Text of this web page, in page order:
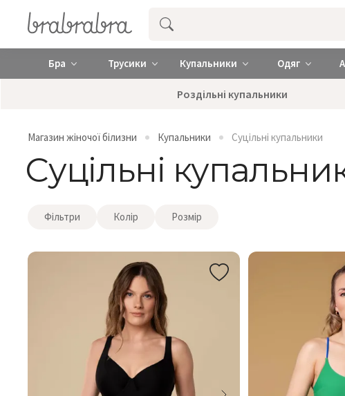
Купити нижню жіночу білизну ❤️ brabrabra
Бра Трусики Купальники Одяг
Роздільні купальники
Магазин жіночої білизни Купальники Суцільні купальники
Суцільні
Фільтри Колір Розмір